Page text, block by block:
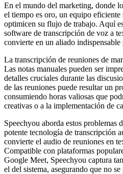
En el mundo del marketing, donde
el tiempo es oro, un equipo eficiente
optimicen su flujo de trabajo. Aquí
software de transcripción de voz a
convierte en un aliado
La transcripción de reuniones de
Las notas manuales pueden ser
detalles cruciales durante las
de las reuniones puede resultar un
consumiendo horas valiosas que
creativas o a la implementación de
Speechyou aborda estos problemas
potente tecnología de transcripción
convierte el audio de reuniones en
Compatible con plataformas
Google Meet, Speechyou captura
el del sistema, asegurando que no